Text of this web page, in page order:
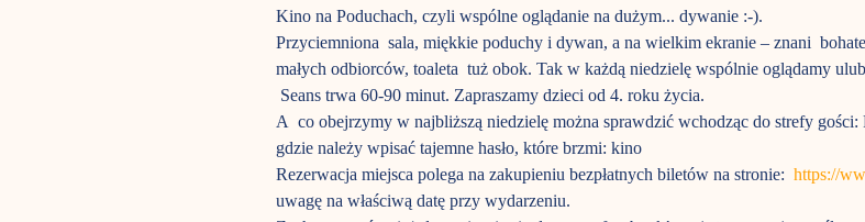
Kino na Poduchach, czyli wspólne oglądanie na dużym... dywanie :-).
Przyciemniona  sala, miękkie poduchy i dywan, a na wielkim ekranie – znani
małych odbiorców, toaleta  tuż obok. Tak w każdą niedzielę wspólnie oglądamy
Seans trwa 60-90 minut. Zapraszamy dzieci od 4. roku życia.
A  co obejrzymy w najbliższą niedzielę można sprawdzić wchodząc do strefy
gdzie należy wpisać tajemne hasło, które brzmi: kino
Rezerwacja miejsca polega na zakupieniu bezpłatnych biletów na stronie: https://
uwagę na właściwą datę przy wydarzeniu.